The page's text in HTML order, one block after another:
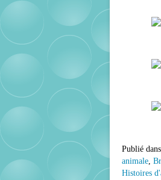
Publié dans
animale,
Histoires